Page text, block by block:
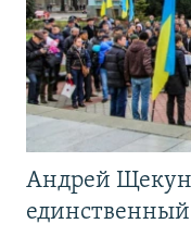
Андрей